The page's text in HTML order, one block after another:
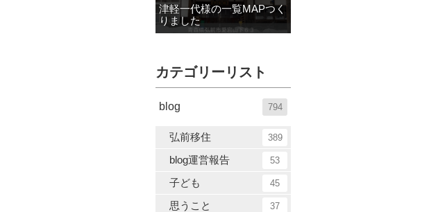
津軽一代様の一覧MAPつく
りました
カテゴリーリスト
blog 794
弘前移住 389
blog運営報告 53
子ども 45
思うこと 37